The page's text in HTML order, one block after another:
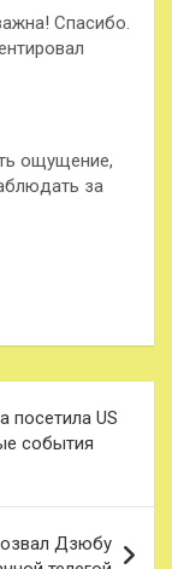
Спасибо.
посетила US
события
Дзюбу